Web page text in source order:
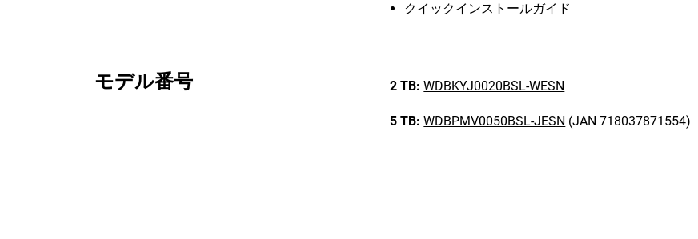
クイックインストールガイド
モデル番号 2 TB: WDBKYJ0020BSL-WESN
5 TB: WDBPMV0050BSL-JESN (JAN 718037871554)